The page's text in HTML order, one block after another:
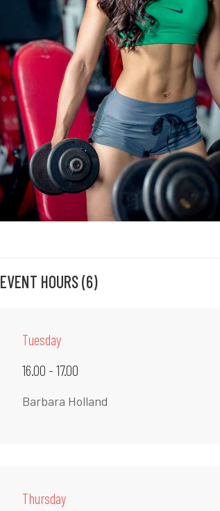
EVENT HOURS (6)
Tuesday
16.00 - 17.00
Barbara Holland
Thursday